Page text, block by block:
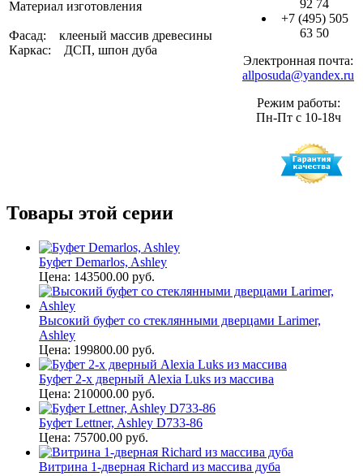
Материал изготовления
Фасад: клееный массив древесины
Каркас: ДСП, шпон дуба
92 74
+7 (495) 505
63 50
Электронная почта:
allposuda@yandex.ru
Режим работы:
Пн-Пт с 10-18ч
Товары этой серии
Буфет Demarlos, Ashley
Цена: 143500.00 руб.
Высокий буфет со стеклянными дверцами Larimer,
Ashley
Цена: 199800.00 руб.
Буфет 2-х дверный Alexia Luks из массива
Цена: 210000.00 руб.
Буфет Lettner, Ashley D733-86
Цена: 75700.00 руб.
Витрина 1-дверная Richard из массива дуба